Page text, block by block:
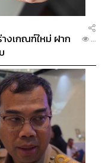
างเกณฑ์ใหม่ ฝาก
...